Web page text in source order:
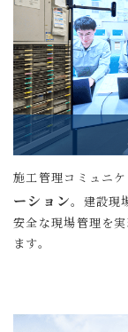
施工管理コミュニ
ーション。建設現
安全な現場管理を
ます。